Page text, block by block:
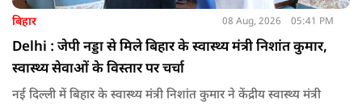
बिहार 08 Aug, 2026 05:41 PM
Delhi : जेपी नड्डा से मिले बिहार के स्वास्थ्य मंत्री निशांत कुमार,
स्वास्थ्य सेवाओं के विस्तार पर चर्चा
नई दिल्ली में बिहार के स्वास्थ्य मंत्री निशांत कुमार ने केंद्रीय स्वास्थ्य मंत्री